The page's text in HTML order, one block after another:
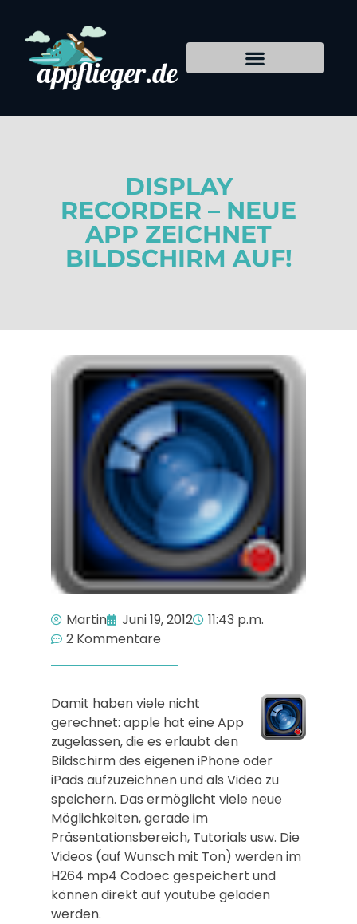
DISPLAY
RECORDER – NEUE
APP ZEICHNET
BILDSCHIRM AUF!
Martin Juni 19, 2012
11:43 p.m.
2 Kommentare
Damit haben viele nicht
gerechnet: apple hat eine App
zugelassen, die es erlaubt den
Bildschirm des eigenen iPhone oder
iPads aufzuzeichnen und als Video zu
speichern. Das ermöglicht viele neue
Möglichkeiten, gerade im
Präsentationsbereich, Tutorials usw. Die
Videos (auf Wunsch mit Ton) werden im
H264 mp4 Codoec gespeichert und
können direkt auf youtube geladen
werden.